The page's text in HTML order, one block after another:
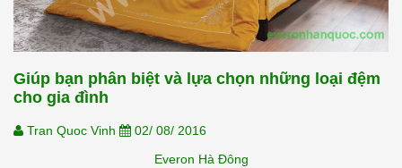
Giúp bạn phân biệt và lựa chọn những loại đệm
cho gia đình
Tran Quoc Vinh
02/ 08/ 2016
Everon Hà Đông